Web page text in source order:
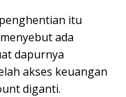
itu
ada
dapurnya
akses keuangan
diganti.